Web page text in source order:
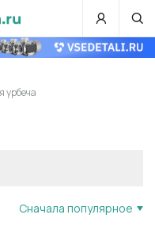
урбеча
Сначала популярное